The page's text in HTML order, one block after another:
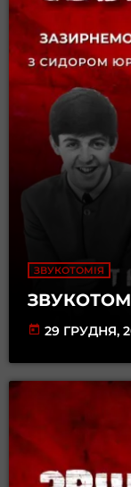
ЗВУКОТОМІЯ
today 29 ГРУДНЯ,